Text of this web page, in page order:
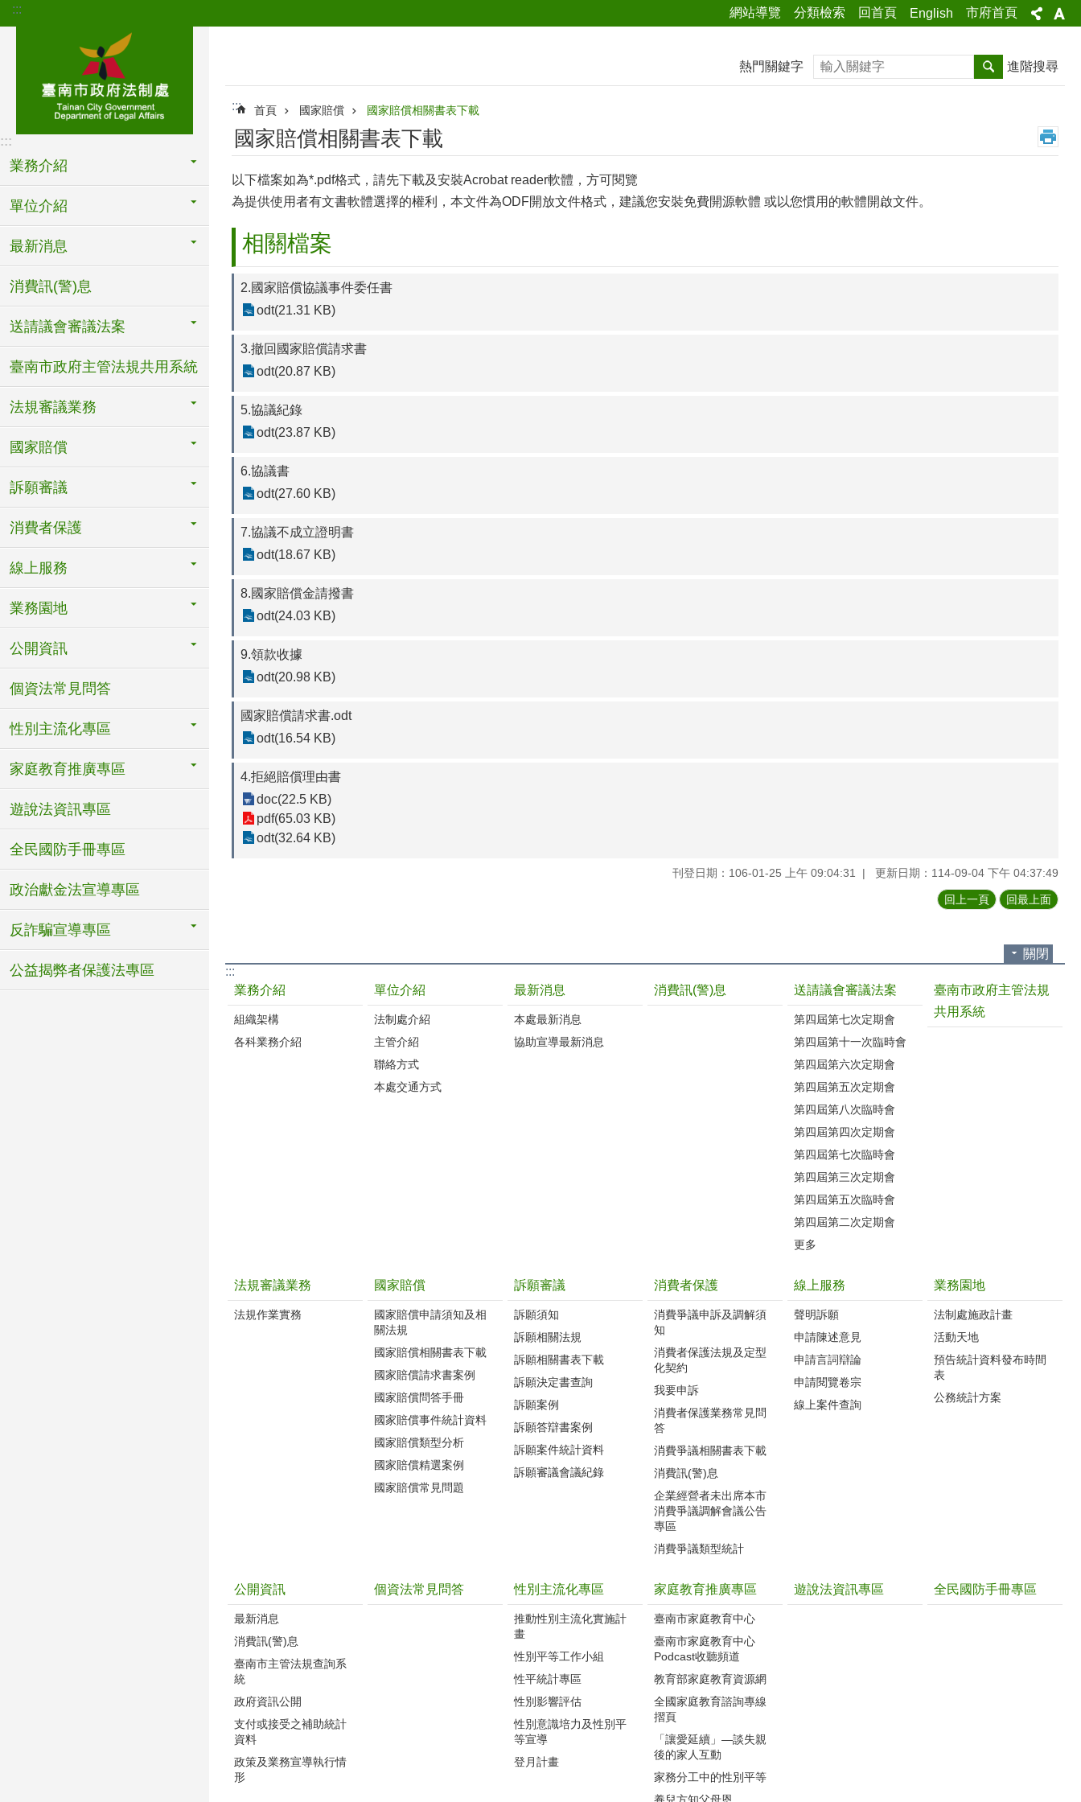
跳到主要內容區塊
::: 網站導覽 分類檢索 回首頁 English 市府首頁
:::
業務介紹
單位介紹
最新消息
消費訊(警)息
送請議會審議法案
臺南市政府主管法規共用系統
法規審議業務
國家賠償
訴願審議
消費者保護
線上服務
業務園地
公開資訊
個資法常見問答
性別主流化專區
家庭教育推廣專區
遊說法資訊專區
全民國防手冊專區
政治獻金法宣導專區
反詐騙宣導專區
公益揭弊者保護法專區
熱門關鍵字 搜尋 進階搜尋
::: 首頁 國家賠償 國家賠償相關書表下載
國家賠償相關書表下載
以下檔案如為*.pdf格式，請先下載及安裝Acrobat reader軟體，方可閱覽
為提供使用者有文書軟體選擇的權利，本文件為ODF開放文件格式，建議您安裝免費開源軟體 或以您慣用的軟體開啟文件。
相關檔案
2.國家賠償協議事件委任書
odt(21.31 KB)
3.撤回國家賠償請求書
odt(20.87 KB)
5.協議紀錄
odt(23.87 KB)
6.協議書
odt(27.60 KB)
7.協議不成立證明書
odt(18.67 KB)
8.國家賠償金請撥書
odt(24.03 KB)
9.領款收據
odt(20.98 KB)
國家賠償請求書.odt
odt(16.54 KB)
4.拒絕賠償理由書
doc(22.5 KB)
pdf(65.03 KB)
odt(32.64 KB)
刊登日期：106-01-25 上午 09:04:31 更新日期：114-09-04 下午 04:37:49
回上一頁 回最上面
關閉
:::
業務介紹
組織架構
各科業務介紹
單位介紹
法制處介紹
主管介紹
聯絡方式
本處交通方式
最新消息
本處最新消息
協助宣導最新消息
消費訊(警)息 送請議會審議法案
第四屆第七次定期會
第四屆第十一次臨時會
第四屆第六次定期會
第四屆第五次定期會
第四屆第八次臨時會
第四屆第四次定期會
第四屆第七次臨時會
第四屆第三次定期會
第四屆第五次臨時會
第四屆第二次定期會
更多
臺南市政府主管法規
共用系統
法規審議業務
法規作業實務
國家賠償
國家賠償申請須知及相
關法規
國家賠償相關書表下載
國家賠償請求書案例
國家賠償問答手冊
國家賠償事件統計資料
國家賠償類型分析
國家賠償精選案例
國家賠償常見問題
訴願審議
訴願須知
訴願相關法規
訴願相關書表下載
訴願決定書查詢
訴願案例
訴願答辯書案例
訴願案件統計資料
訴願審議會議紀錄
消費者保護
消費爭議申訴及調解須
知
消費者保護法規及定型
化契約
我要申訴
消費者保護業務常見問
答
消費爭議相關書表下載
消費訊(警)息
企業經營者未出席本市
消費爭議調解會議公告
專區
消費爭議類型統計
線上服務
聲明訴願
申請陳述意見
申請言詞辯論
申請閱覽卷宗
線上案件查詢
業務園地
法制處施政計畫
活動天地
預告統計資料發布時間
表
公務統計方案
公開資訊
最新消息
消費訊(警)息
臺南市主管法規查詢系
統
政府資訊公開
支付或接受之補助統計
資料
政策及業務宣導執行情
形
個資法常見問答 性別主流化專區
推動性別主流化實施計
畫
性別平等工作小組
性平統計專區
性別影響評估
性別意識培力及性別平
等宣導
登月計畫
家庭教育推廣專區
臺南市家庭教育中心
臺南市家庭教育中心
Podcast收聽頻道
教育部家庭教育資源網
全國家庭教育諮詢專線
摺頁
「讓愛延續」―談失親
後的家人互動
家務分工中的性別平等
養兒方知父母恩
遊說法資訊專區 全民國防手冊專區